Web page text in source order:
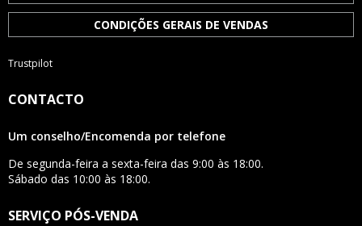
CONTACTO
Um conselho/Encomenda por telefone
De segunda-feira a sexta-feira das 9:00 às 18:00.
Sábado das 10:00 às 18:00.
SERVIÇO PÓS-VENDA
CONDIÇÕES GERAIS DE VENDAS
Trustpilot